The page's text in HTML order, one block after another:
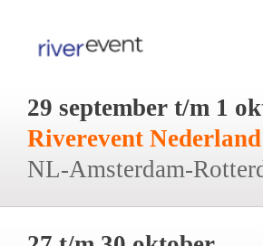
29 september t/m 1
Riverevent Nederland
NL-Amsterdam-